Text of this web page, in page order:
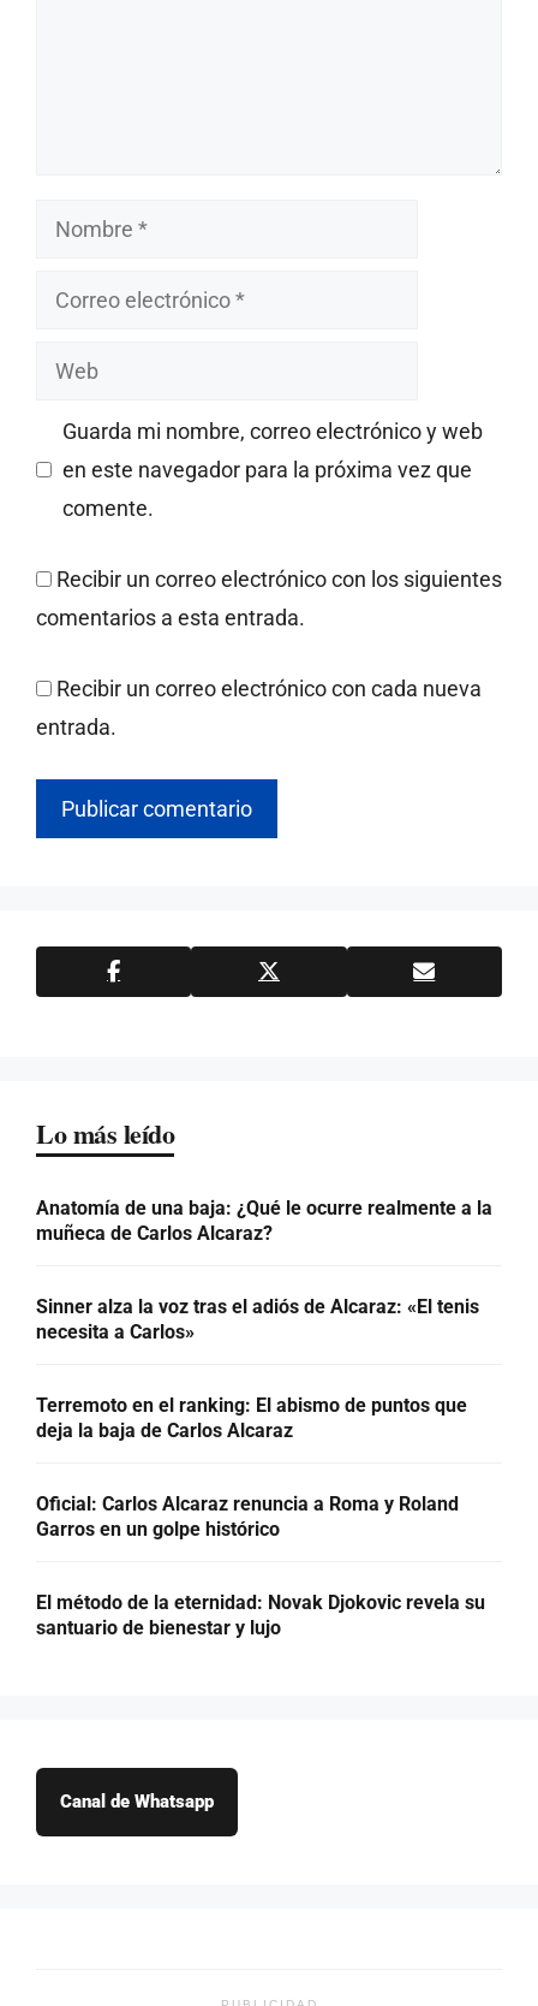
Nombre
Correo
Web
Guarda mi nombre, correo electrónico y web
en este navegador para la próxima vez que
comente.
Recibir un correo electrónico con los siguientes
comentarios a esta entrada.
Recibir un correo electrónico con cada nueva
entrada.
Lo más leído
Anatomía de una baja: ¿Qué le ocurre realmente a la
muñeca de Carlos Alcaraz?
Sinner alza la voz tras el adiós de Alcaraz: «El tenis
necesita a Carlos»
Terremoto en el ranking: El abismo de puntos que
deja la baja de Carlos Alcaraz
Oficial: Carlos Alcaraz renuncia a Roma y Roland
Garros en un golpe histórico
El método de la eternidad: Novak Djokovic revela su
santuario de bienestar y lujo
Canal de Whatsapp